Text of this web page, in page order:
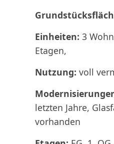
Einheiten: 3
Etagen,
Nutzung: voll
letzten Jahre,
vorhanden